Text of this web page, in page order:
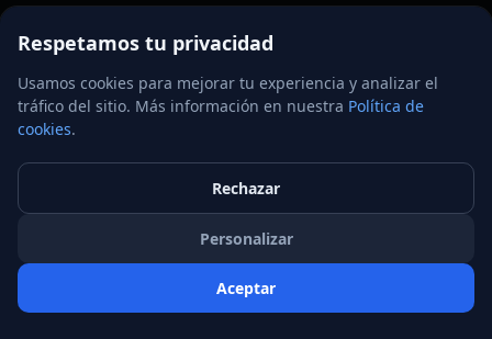
Respetamos tu privacidad
Usamos cookies para mejorar tu experiencia y analizar el
tráfico del sitio. Más información en nuestra Política de
cookies.
Rechazar
Personalizar
Aceptar